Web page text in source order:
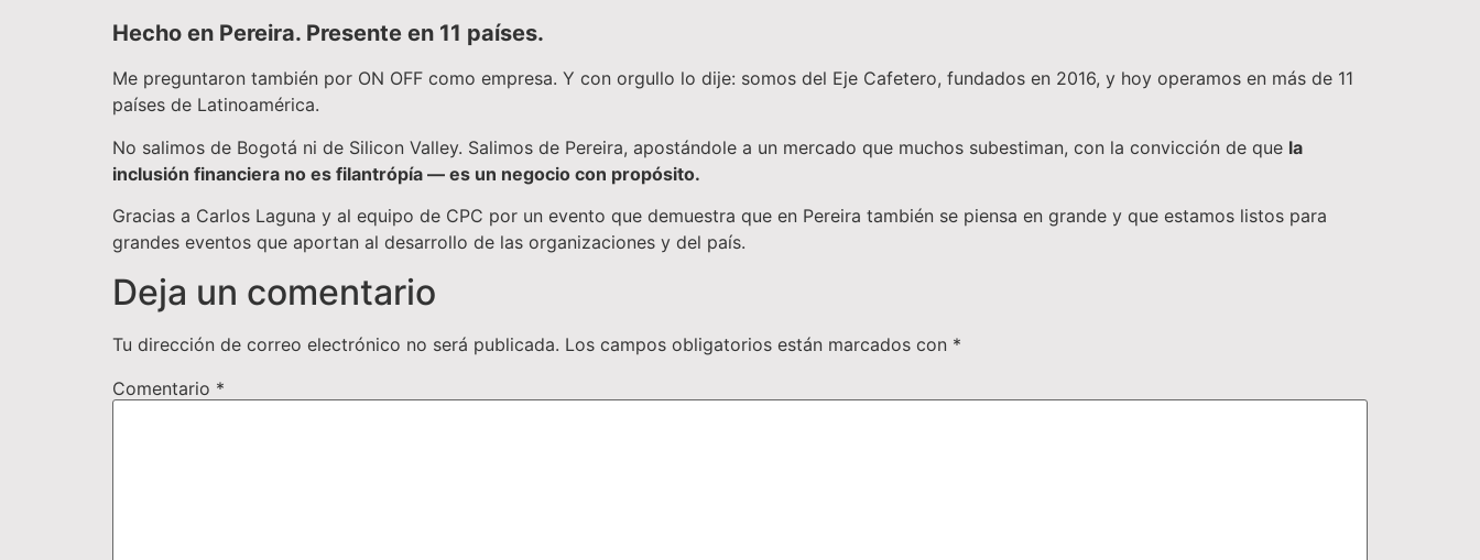
Hecho en Pereira. Presente en 11 países.
Me preguntaron también por ON OFF como empresa. Y con orgullo lo dije: somos del Eje Cafetero, fundados en 2016, y hoy operamos en más de 11
países de Latinoamérica.
No salimos de Bogotá ni de Silicon Valley. Salimos de Pereira, apostándole a un mercado que muchos subestiman, con la convicción de que la
inclusión financiera no es filantrópía — es un negocio con propósito.
Gracias a Carlos Laguna y al equipo de CPC por un evento que demuestra que en Pereira también se piensa en grande y que estamos listos para
grandes eventos que aportan al desarrollo de las organizaciones y del país.
Deja un comentario
Tu dirección de correo electrónico no será publicada. Los campos obligatorios están marcados con *
Comentario *